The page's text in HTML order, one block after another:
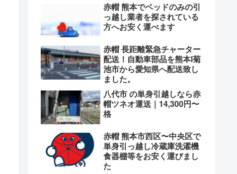
赤帽 熊本でベッドのみの引
っ越し業者を探されている
方へお安く運べます
赤帽 長距離緊急チャーター
配送！自動車部品を熊本l菊
池市から愛知県へ配送致し
ました。
八代市 の単身引越しなら赤
帽ツネオ運送｜14,300円〜
格
赤帽 熊本市西区〜中央区で
単身引っ越し冷蔵庫洗濯機
食器棚等をお安く運びまし
た